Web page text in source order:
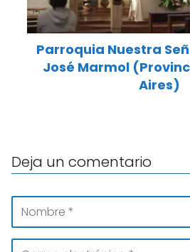
Parroquia Nuestra
José Marmol
Aires)
Deja un comentario